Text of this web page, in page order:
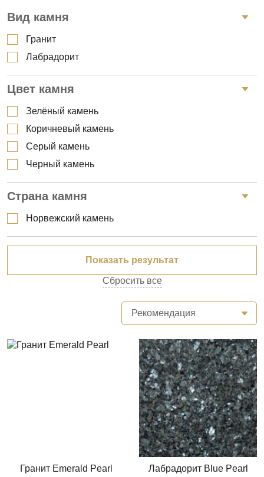
Вид камня
Гранит
Лабрадорит
Цвет камня
Зелёный камень
Коричневый камень
Серый камень
Черный камень
Страна камня
Норвежский камень
Сбросить все
Рекомендация
Гранит Emerald Pearl Лабрадорит Blue Pearl